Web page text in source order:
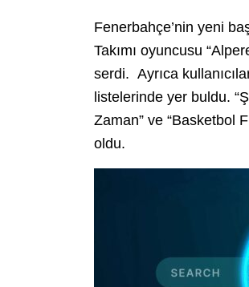
Fenerbahçe’nin yeni
Takımı oyuncusu
serdi. Ayrıca
listelerinde yer buldu.
Zaman” ve “Basketbol
oldu.